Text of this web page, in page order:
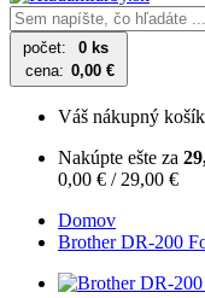
počet:
0 ks
cena: 0,00 €
Váš nákupný
Nakúpte ešte za
0,00 € / 29,00 €
Domov
Brother DR-200